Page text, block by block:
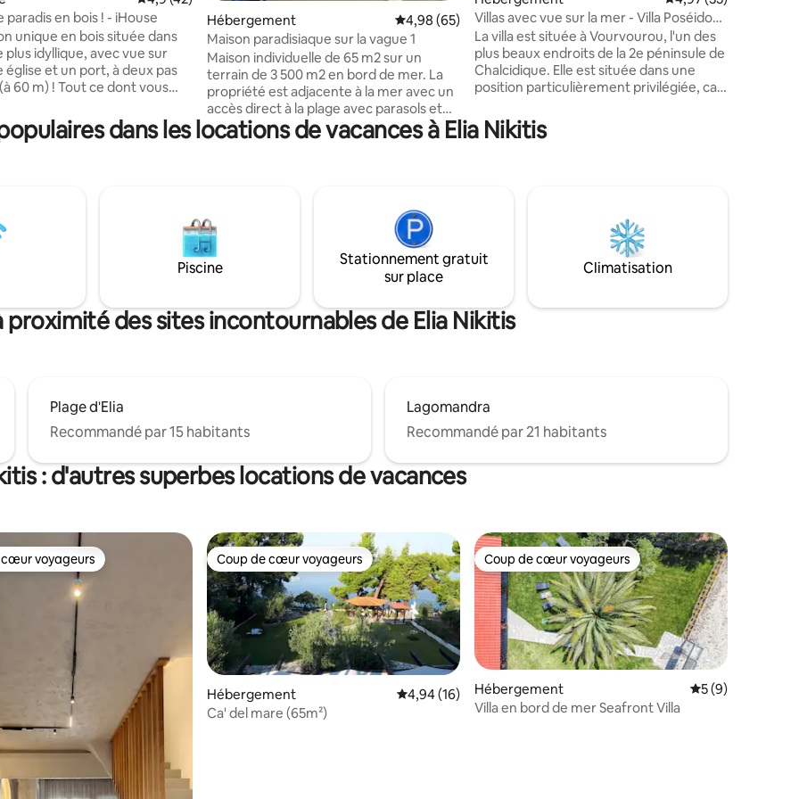
paradis en bois ! - iHouse
unique en bois située dans
plus idyllique, avec vue sur
église et un port, à deux pas
ce dont vous
équipée avec
commodités pour une
! Il y a un système
automatique alloué
Vous recevrez toutes les
nécessaires avant votre
Hébergement Évaluation moyenne sur la base de 65 commentaires : 4,98 sur 5
4,98 (65)
Maison paradisiaque sur la vague 1
Maison individuelle de 65 m2 sur un
terrain de 3 500 m2 en bord de mer. La
propriété est adjacente à la mer avec un
accès direct à la plage avec parasols et
transats privés. À 50 m, il y a une plage de
sable. À 400 m, il y a un café, un bar et un
Marmaras à 8 km et Nikiti à 12 km offrent
la possibilité de toutes sortes de
divertissements, de promenades dans
un environnement cosmopolite, de
nourriture et de shopping dans leurs
Villas avec vue sur la mer - Villa Poséidon
avec piscine privée
La villa est située à Vourvourou, l'un des
plus beaux endroits de la 2e péninsule de
Chalcidique. Elle est située dans une
position particulièrement privilégiée, car
amphithéâtre dans un espace
entièrement vert de 4 200 m² avec une
l'endroit idéal pour se détendre pour
tous ceux qui recherchent un
hébergement exceptionnel et
dans les locations de vacances à Elia Nikitis
Piscine
Stationnement gratuit
sur place
Climatisation
proximité des sites incontournables de Elia Nikitis
Plage d'Elia
Recommandé par 15 habitants
Lagomandra
Recommandé par 21 habitants
: d'autres superbes locations de vacances
la base de 71 commentaires : 4,97 sur 5
cœur voyageurs
voyageurs Coup de cœur voyageurs
Coup de cœur voyageurs
Hébergement Évaluation moyenne sur la base de 16 commentaires : 4,94 sur 5
4,94 (16)
Ca' del mare (65m²)
Coup de cœur voyageurs
Coup de cœur voyageurs
Hébergement Évaluation
5 (9)
Villa en bord de mer Seafront Villa